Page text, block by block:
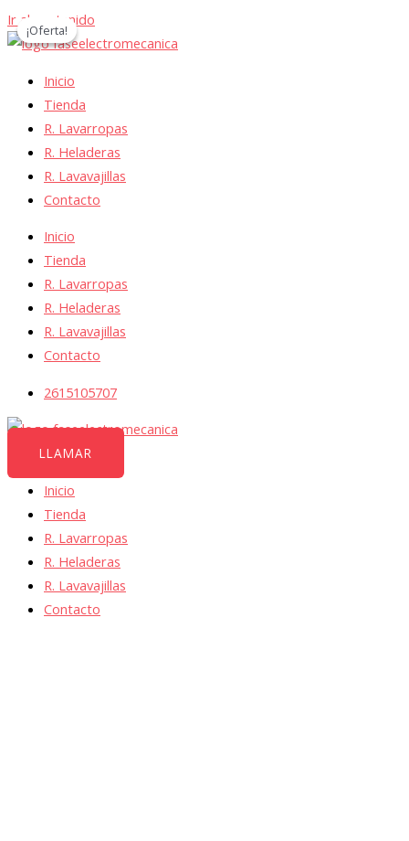
Ir al contenido
Inicio
Tienda
R. Lavarropas
R. Heladeras
R. Lavavajillas
Contacto
Inicio
Tienda
R. Lavarropas
R. Heladeras
R. Lavavajillas
Contacto
2615105707
LLAMAR
Inicio
Tienda
R. Lavarropas
R. Heladeras
R. Lavavajillas
Contacto
¡Oferta!
¡Oferta!